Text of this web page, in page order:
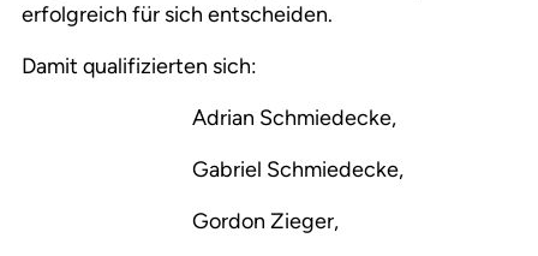
erfolgreich für sich entscheiden.
Damit qualifizierten sich:
Adrian Schmiedecke,
Gabriel Schmiedecke,
Gordon Zieger,